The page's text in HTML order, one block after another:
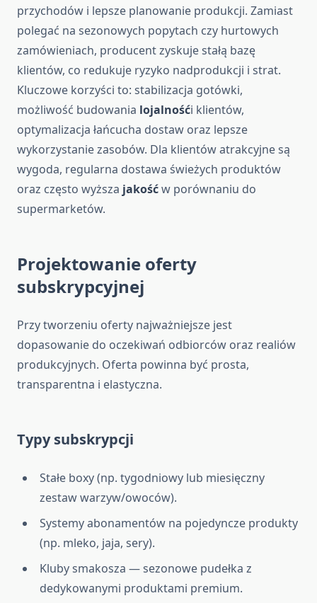
przychodów i lepsze planowanie produkcji. Zamiast
polegać na sezonowych popytach czy hurtowych
zamówieniach, producent zyskuje stałą bazę
klientów, co redukuje ryzyko nadprodukcji i strat.
Kluczowe korzyści to: stabilizacja gotówki,
możliwość budowania lojalnośći klientów,
optymalizacja łańcucha dostaw oraz lepsze
wykorzystanie zasobów. Dla klientów atrakcyjne są
wygoda, regularna dostawa świeżych produktów
oraz często wyższa jakośćw porównaniu do
supermarketów.
Projektowanie oferty
subskrypcyjnej
Przy tworzeniu oferty najważniejsze jest
dopasowanie do oczekiwań odbiorców oraz realiów
produkcyjnych. Oferta powinna być prosta,
transparentna i elastyczna.
Typy subskrypcji
Stałe boxy (np. tygodniowy lub miesięczny
zestaw warzyw/owoców).
Systemy abonamentów na pojedyncze produkty
(np. mleko, jaja, sery).
Kluby smakosza — sezonowe pudełka z
dedykowanymi produktami premium.